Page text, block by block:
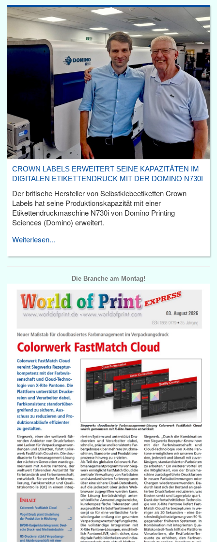
CROWN LABELS ERWEITERT SEINE KAPAZITÄTEN IM
DIGITALEN ETIKETTENDRUCK MIT DER DOMINO N730I
Der britische Hersteller von Selbstklebeetiketten Crown
Labels hat seine Produktionskapazität mit einer
Etikettendruckmaschine N730i von Domino Printing
Sciences (Domino) erweitert.
Weiterlesen...
Die Branche am Montag!